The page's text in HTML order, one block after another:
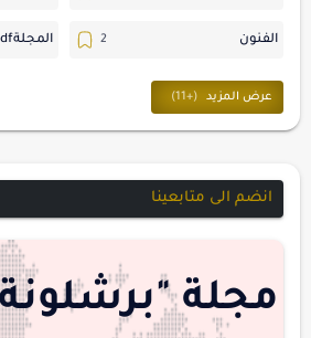
الفنون المجلةpdf
المسرح
حسن_يارتي حوارات
هايكو
interview
انضم الى متابعينا
مجلة "برشلونة